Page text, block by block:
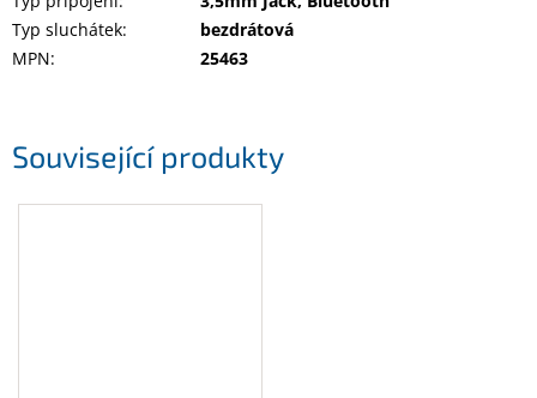
Související produkty
Typ sluchátek:
bezdrátová
MPN: 25463